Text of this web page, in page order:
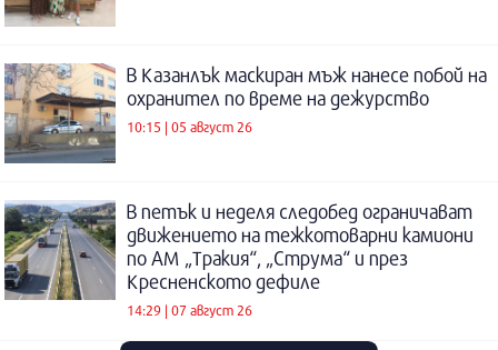
В Казанлък маскиран мъж нанесе побой на
охранител по време на дежурство
10:15 | 05 август 26
В петък и неделя следобед ограничават
движението на тежкотоварни камиони
по АМ „Тракия“, „Струма“ и през
Кресненското дефиле
14:29 | 07 август 26